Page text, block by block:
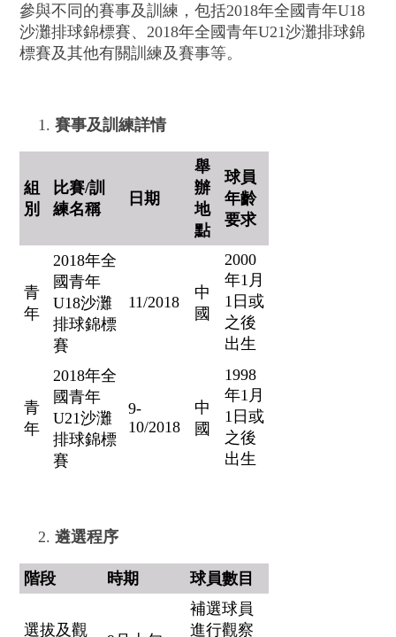
參與不同的賽事及訓練，包括2018年全國青年U18
沙灘排球錦標賽、2018年全國青年U21沙灘排球錦
標賽及其他有關訓練及賽事等。
賽事及訓練詳情
組
別
比賽/訓
練名稱
日期
舉
辦
地
點
球員
年齡
要求
青
年
2018年全
國青年
U18沙灘
排球錦標
賽
11/2018
中
國
2000
年1月
1日或
之後
出生
青
年
2018年全
國青年
U21沙灘
排球錦標
賽
9-
10/2018
中
國
1998
年1月
1日或
之後
出生
遴選程序
階段 時期 球員數目
選拔及觀
補選球員
進行觀察